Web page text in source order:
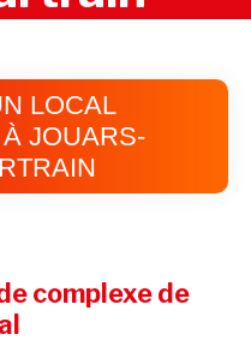
LOCAL
JOUARS-
complexe de